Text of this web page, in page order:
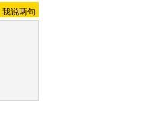
我说两句